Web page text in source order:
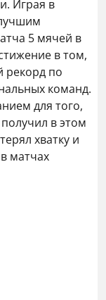
Играя в
5 мячей в
в том,
рекорд по
команд.
для того,
в этом
хватку и
матчах